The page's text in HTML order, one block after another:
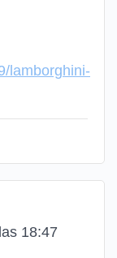
lamborghini-
18:47